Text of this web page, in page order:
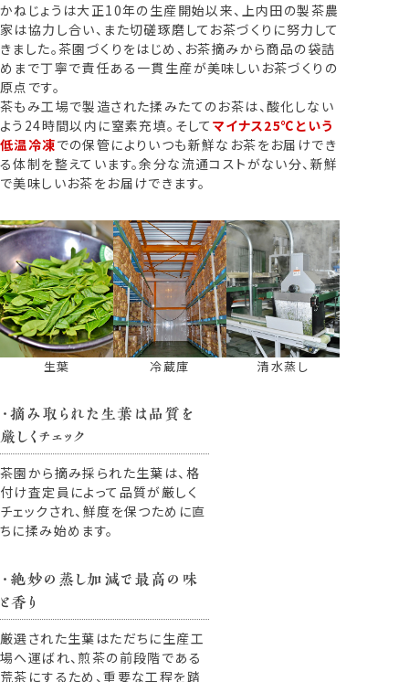
かねじょうは大正10年の生産開始以来、上内田の製茶農
家は協力し合い、また切磋琢磨してお茶づくりに努力して
きました。茶園づくりをはじめ、お茶摘みから商品の袋詰
めまで丁寧で責任ある一貫生産が美味しいお茶づくりの
原点です。
茶もみ工場で製造された揉みたてのお茶は、酸化しない
よう24時間以内に窒素充填。そして マイナス25℃という
低温冷凍での保管によりいつも新鮮なお茶をお届けでき
る体制を整えています。余分な流通コストがない分、新鮮
で美味しいお茶をお届けできます。
生葉 冷蔵庫 清水蒸し
・摘み取られた生葉は品質を
厳しくチェック
茶園から摘み採られた生葉は、格
付け査定員によって品質が厳しく
チェックされ、鮮度を保つために直
ちに揉み始めます。
・絶妙の蒸し加減で最高の味
と香り
厳選された生葉はただちに生産工
場へ運ばれ、煎茶の前段階である
荒茶にするため、重要な工程を踏